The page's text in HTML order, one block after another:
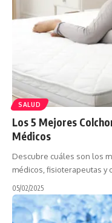
SALUD
Los 5 Mejores
Médicos
Descubre cuáles son los
médicos, fisioterapeutas y
05/02/2025